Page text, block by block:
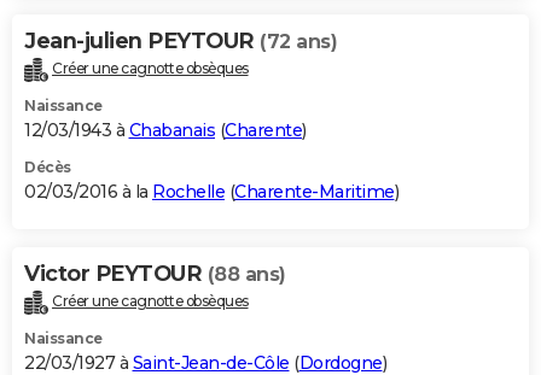
Jean-julien PEYTOUR (72 ans)
Créer une cagnotte obsèques
Naissance
12/03/1943 à Chabanais (Charente)
Décès
02/03/2016 à la Rochelle (Charente-Maritime)
Victor PEYTOUR (88 ans)
Créer une cagnotte obsèques
Naissance
22/03/1927 à Saint-Jean-de-Côle (Dordogne)